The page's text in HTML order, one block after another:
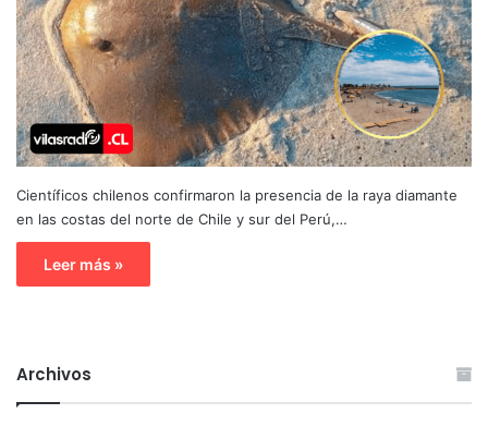
Científicos chilenos confirmaron la presencia de la raya diamante
en las costas del norte de Chile y sur del Perú,…
Leer más »
Archivos